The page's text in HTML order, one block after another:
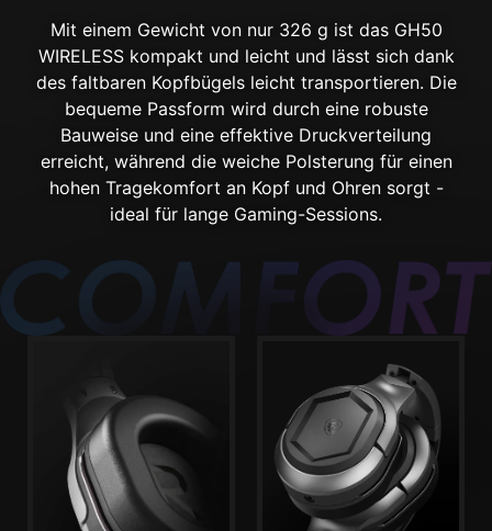
Mit einem Gewicht von nur 326 g ist das GH50
WIRELESS kompakt und leicht und lässt sich dank
des faltbaren Kopfbügels leicht transportieren. Die
bequeme Passform wird durch eine robuste
Bauweise und eine effektive Druckverteilung
erreicht, während die weiche Polsterung für einen
hohen Tragekomfort an Kopf und Ohren sorgt -
ideal für lange Gaming-Sessions.